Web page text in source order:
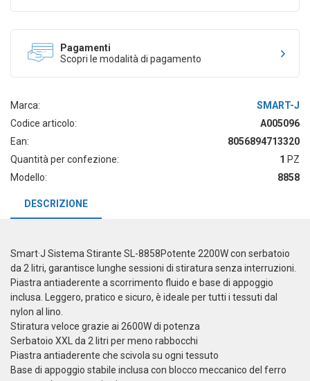
Pagamenti
Scopri le modalità di pagamento
Marca:
SMART-J
Codice articolo:
A005096
Ean:
8056894713320
Quantità per confezione:
1 PZ
Modello:
8858
DESCRIZIONE
Smart·J Sistema Stirante SL-8858Potente 2200W con serbatoio
da 2 litri, garantisce lunghe sessioni di stiratura senza interruzioni.
Piastra antiaderente a scorrimento fluido e base di appoggio
inclusa. Leggero, pratico e sicuro, è ideale per tutti i tessuti dal
nylon al lino.
Stiratura veloce grazie ai 2600W di potenza
Serbatoio XXL da 2 litri per meno rabbocchi
Piastra antiaderente che scivola su ogni tessuto
Base di appoggio stabile inclusa con blocco meccanico del ferro